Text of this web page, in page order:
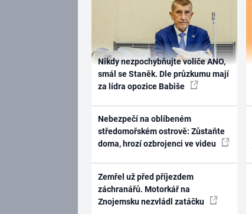
Nikdy nezpochybňujte voliče ANO,
smál se Staněk. Dle průzkumu mají
za lídra opozice Babiše
Nebezpečí na oblíbeném
středomořském ostrově: Zůstaňte
doma, hrozí ozbrojenci ve videu
Zemřel už před příjezdem
záchranářů. Motorkář na
Znojemsku nezvládl zatáčku